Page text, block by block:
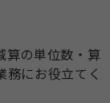
算の単位数・算
にお役立てく